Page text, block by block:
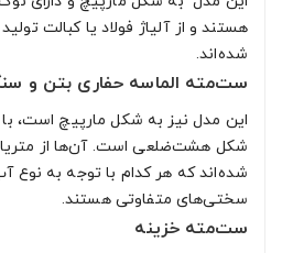
شده‌اند.
ست‌مته الماسه حفاری بتن و
این مدل نیز به شکل مارپیچ است،
شکل هشت‌ضلعی است. آن‌ها از
شده‌اند که هر کدام با توجه به نوع
سختی‌های متفاوتی هستند.
ست‌مته خزینه